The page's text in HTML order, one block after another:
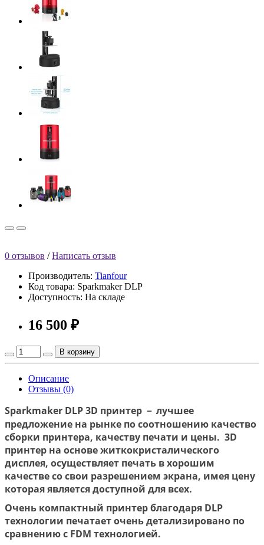
0 отзывов /Написать отзыв
Производитель: Tianfour
Код товара: Sparkmaker DLP
Доступность: На складе
16 500 ₽
В корзину
Описание
Отзывы (0)
Sparkmaker DLP3D принтер － лучшее
предложение на рынке по соотношению качество
сборки принтера, качеству печати и цены. 3D
принтер на основе житкокристалического
дисплея, осуществляет печать в хорошим
качестве со свои разрешением экрана, имея цену
которая является доступной для всех.
Очень компактный принтер благодаря DLP
технологии печатает очень детализировано по
сравнению с FDM технологией.